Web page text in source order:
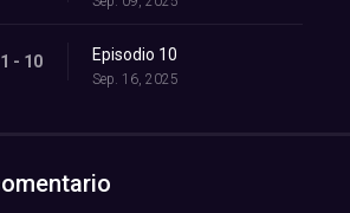
1 - 10 Episodio 10
Sep. 16, 2025